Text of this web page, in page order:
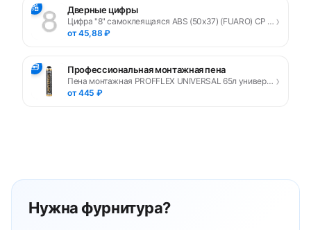
🔢 Дверные цифры
Цифра "8" самоклеящаяся ABS (50х37) (FUARO) CP хром
от 45,88 ₽
›
🧰 Профессиональная монтажная пена
Пена монтажная PROFFLEX UNIVERSAL 65л универсальная
от 445 ₽
›
Нужна фурнитура?